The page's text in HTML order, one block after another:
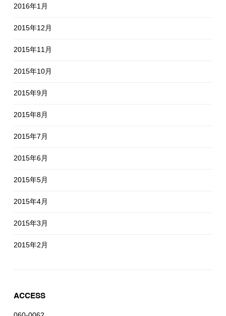
2016年1月
2015年12月
2015年11月
2015年10月
2015年9月
2015年8月
2015年7月
2015年6月
2015年5月
2015年4月
2015年3月
2015年2月
ACCESS